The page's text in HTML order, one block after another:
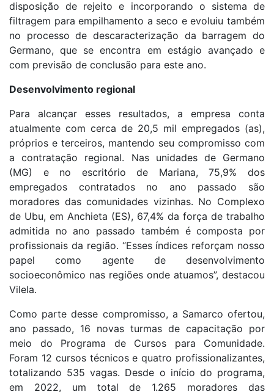
disposição de rejeito e incorporando o sistema de
filtragem para empilhamento a seco e evoluiu também
no processo de descaracterização da barragem do
Germano, que se encontra em estágio avançado e
com previsão de conclusão para este ano.
Desenvolvimento regional​
Para alcançar esses resultados, a empresa conta
atualmente com cerca de 20,5 mil empregados (as),
próprios e terceiros, mantendo seu compromisso com
a contratação regional. Nas unidades de Germano
(MG) e no escritório de Mariana, 75,9% dos
empregados contratados no ano passado são
moradores das comunidades vizinhas. No Complexo
de Ubu, em Anchieta (ES), 67,4% da força de trabalho
admitida no ano passado também é composta por
profissionais da região. “Esses índices reforçam nosso
papel como agente de desenvolvimento
socioeconômico nas regiões onde atuamos”, destacou
Vilela. ​
Como parte desse compromisso, a Samarco ofertou,
ano passado, 16 novas turmas de capacitação por
meio do Programa de Cursos para Comunidade.
Foram 12 cursos técnicos e quatro profissionalizantes,
totalizando 535 vagas. Desde o início do programa,
em 2022, um total de 1.265 moradores das